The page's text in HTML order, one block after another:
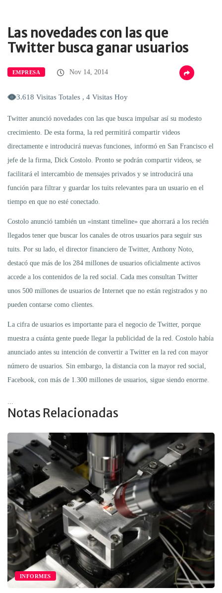
Las novedades con las que
Twitter busca ganar usuarios
EMPRESA Nov 14, 2014
3.618 Visitas Totales , 4 Visitas Hoy
Twitter anunció novedades con las que busca impulsar así su modesto
crecimiento. De esta forma, la red permitirá compartir videos
directamente e introducirá nuevas funciones, informó en San Francisco el
jefe de la firma, Dick Costolo. Pronto se podrán compartir videos, se
facilitará el intercambio de mensajes privados y se introducirá una
función para filtrar y guardar los tuits relevantes para un usuario en el
tiempo en que no esté conectado.
Costolo anunció también un «instant timeline» que ahorrará a los recién
llegados tener que buscar los canales de otros usuarios para seguir sus
tuits. Por su lado, el director financiero de Twitter, Anthony Noto,
destacó que más de los 284 millones de usuarios oficialmente activos
accede a los contenidos de la red social. Cada mes consultan Twitter
unos 500 millones de usuarios de Internet que no están registrados y no
pueden contarse como clientes.
La cifra de usuarios es importante para el negocio de Twitter, porque
muestra a cuánta gente puede llegar la publicidad de la red. Costolo había
anunciado antes su intención de convertir a Twitter en la red con mayor
número de usuarios. Sin embargo, la distancia con la mayor red social,
Facebook, con más de 1.300 millones de usuarios, sigue siendo enorme.
Notas Relacionadas
INFORMES